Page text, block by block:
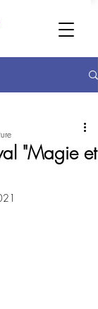
"Magie et